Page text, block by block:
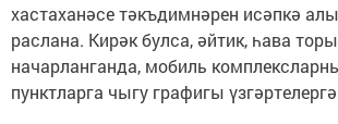
хастаханәсе тәкъдимнәрен исәпкә
раслана. Кирәк булса, әйтик, һава
начарланганда, мобиль
пунктларга чыгу графигы